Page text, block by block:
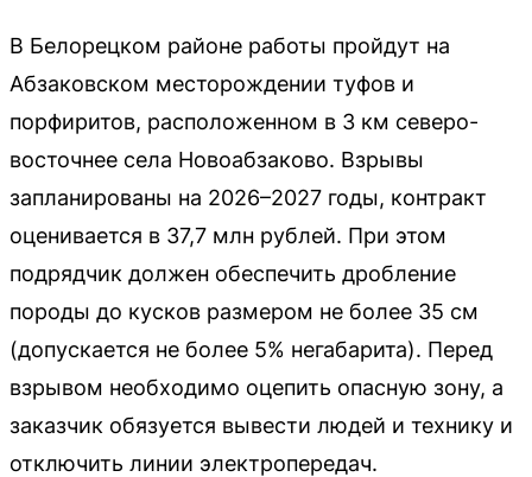
В Белорецком районе работы пройдут на
Абзаковском месторождении туфов и
порфиритов, расположенном в 3 км северо-
восточнее села Новоабзаково. Взрывы
запланированы на 2026–2027 годы, контракт
оценивается в 37,7 млн рублей. При этом
подрядчик должен обеспечить дробление
породы до кусков размером не более 35 см
(допускается не более 5% негабарита). Перед
взрывом необходимо оцепить опасную зону, а
заказчик обязуется вывести людей и технику и
отключить линии электропередач.